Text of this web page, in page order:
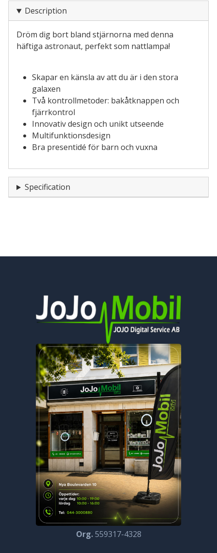
Description
Dröm dig bort bland stjärnorna med denna
häftiga astronaut, perfekt som nattlampa!
Skapar en känsla av att du är i den stora
galaxen
Två kontrollmetoder: bakåtknappen och
fjärrkontrol
Innovativ design och unikt utseende
Multifunktionsdesign
Bra presentidé för barn och vuxna
Specification
Org.559317-4328